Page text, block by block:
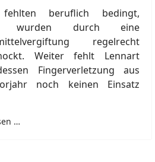
beruflich bedingt,
wurden durch eine
regelrecht
Weiter fehlt Lennart
Fingerverletzung aus
noch keinen Einsatz
…